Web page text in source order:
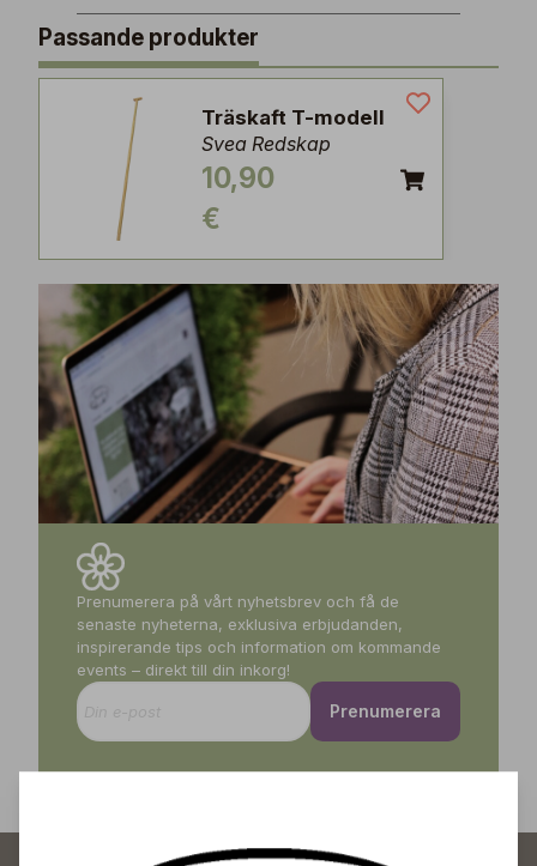
Passande produkter
Träskaft T-modell
Svea Redskap
10,90
€
Prenumerera på vårt nyhetsbrev och få de
senaste nyheterna, exklusiva erbjudanden,
inspirerande tips och information om kommande
events – direkt till din inkorg!
Prenumerera